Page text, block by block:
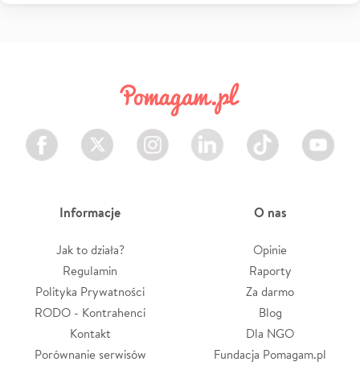
Facebook Twitter Instagram LinkedIn TikTok Youtube
Informacje
Jak to działa?
Regulamin
Polityka Prywatności
RODO - Kontrahenci
Kontakt
Porównanie serwisów
O nas
Opinie
Raporty
Za darmo
Blog
Dla NGO
Fundacja Pomagam.pl